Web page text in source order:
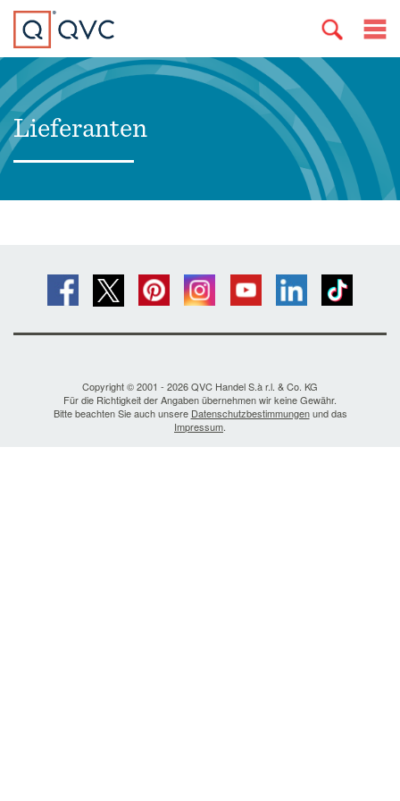
Lieferanten
Copyright © 2001 - 2026 QVC Handel S.à r.l. & Co. KG
Für die Richtigkeit der Angaben übernehmen wir keine Gewähr.
Bitte beachten Sie auch unsere Datenschutzbestimmungenund das
Impressum.